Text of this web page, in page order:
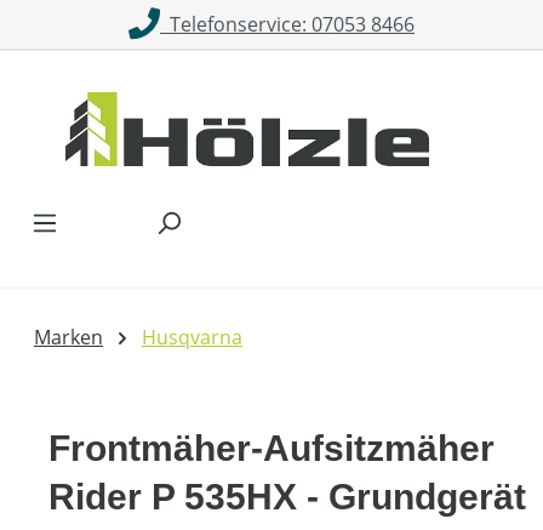
Zum Hauptinhalt springenTelefonservice: 07053 8466
Marken Husqvarna
Frontmäher-Aufsitzmäher
Rider P 535HX - Grundgerät